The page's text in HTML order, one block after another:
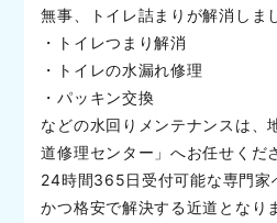
無事、トイレ詰まりが解消しま
・トイレつまり解消
・トイレの水漏れ修理
・パッキン交換
などの水回りメンテナンスは、
道修理センター」へお任せくだ
24時間365日受付可能な専門家
かつ格安で解決する近道となり